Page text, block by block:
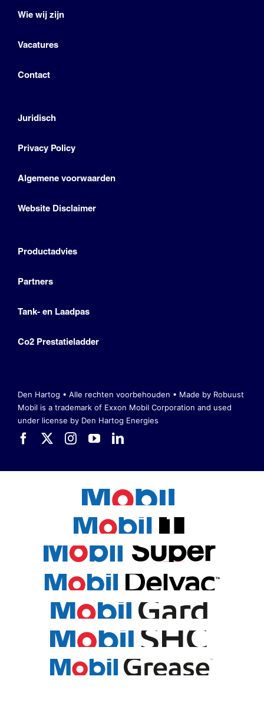
Wie wij zijn
Vacatures
Contact
Juridisch
Privacy Policy
Algemene voorwaarden
Website Disclaimer
Productadvies
Partners
Tank- en Laadpas
Co2 Prestatieladder
Den Hartog • Alle rechten voorbehouden • Made by Robuust
Mobil is a trademark of Exxon Mobil Corporation and used
under license by Den Hartog Energies